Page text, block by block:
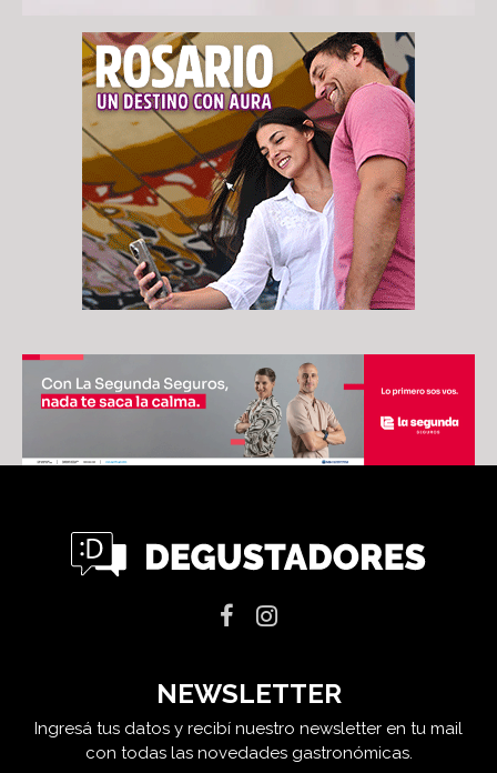
NEWSLETTER
Ingresá tus datos y recibí nuestro newsletter en tu mail
con todas las novedades gastronómicas.